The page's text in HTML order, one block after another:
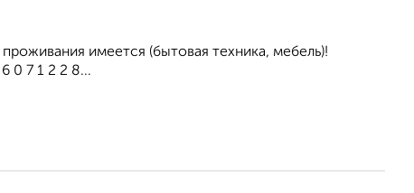
имеется (бытовая техника, мебель)!
0 7 1 2 2 8...